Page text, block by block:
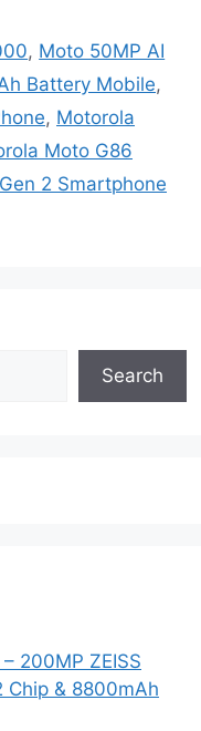
, Moto 50MP AI
Battery Mobile,
, Motorola
Moto G86
2 Smartphone
Search
200MP ZEISS
Chip & 8800mAh